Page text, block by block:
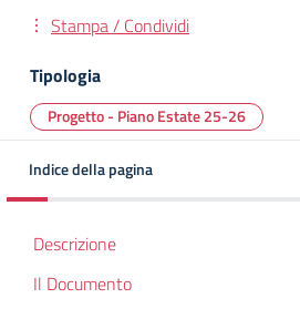
Stampa / Condividi
Tipologia
Progetto - Piano Estate 25-26
Indice della pagina
Descrizione
Il Documento